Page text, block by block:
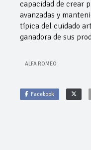
capacidad de crear
avanzadas y
típica del cuidado
ganadora de sus
ALFA ROMEO
Facebook